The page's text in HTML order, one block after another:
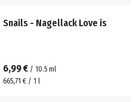
Snails - Nagellack Love is
6,99 € / 10.5 ml
665,71 € / 1 l